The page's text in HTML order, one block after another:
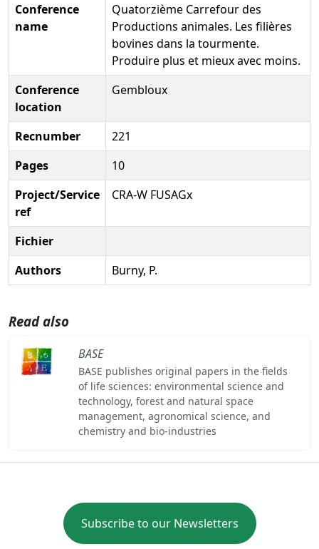
Conference
name
Quatorzième Carrefour des
Productions animales. Les filières
bovines dans la tourmente.
Produire plus et mieux avec moins.
Conference
location
Gembloux
Recnumber
221
Pages
10
Project/Service
ref
CRA-W FUSAGx
Fichier
Authors
Burny, P.
Read also
BASE
BASE publishes original papers in the fields
of life sciences: environmental science and
technology, forest and natural space
management, agronomical science, and
chemistry and bio-industries
Subscribe to our Newsletters